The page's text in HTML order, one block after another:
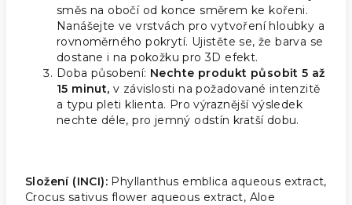
směs na obočí od konce směrem ke kořeni.
Nanášejte ve vrstvách pro vytvoření hloubky a
rovnoměrného pokrytí. Ujistěte se, že barva se
dostane i na pokožku pro 3D efekt.
Doba působení: Nechte produkt působit 5 až
15 minut, v závislosti na požadované intenzitě
a typu pleti klienta. Pro výraznější výsledek
nechte déle, pro jemný odstín kratší dobu.
Složení (INCI): Phyllanthus emblica aqueous extract,
Crocus sativus flower aqueous extract, Aloe